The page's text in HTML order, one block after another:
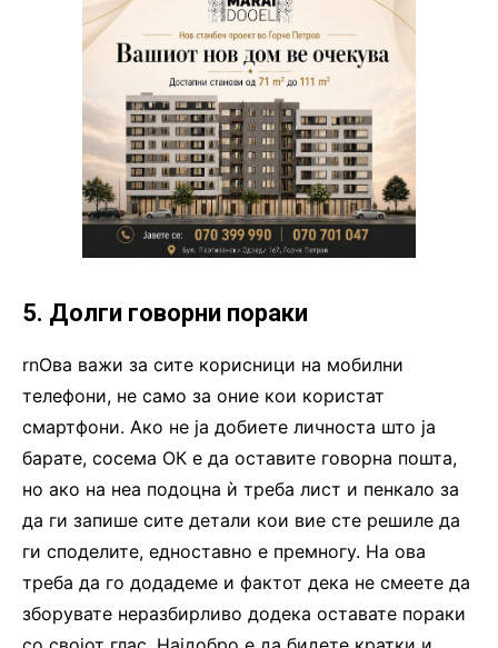
5. Долги говорни пораки
rnОва важи за сите корисници на мобилни
телефони, не само за оние кои користат
смартфони. Ако не ја добиете личноста што ја
барате, сосема ОК е да оставите говорна пошта,
но ако на неа подоцна ѝ треба лист и пенкало за
да ги запише сите детали кои вие сте решиле да
ги споделите, едноставно е премногу. На ова
треба да го додадеме и фактот дека не смеете да
зборувате неразбирливо додека оставате пораки